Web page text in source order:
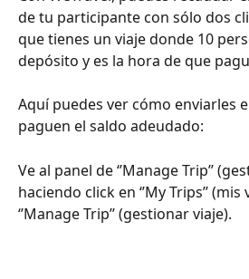
de tu participante con sólo dos
que tienes un viaje donde 10
depósito y es la hora de que
Aquí puedes ver cómo enviarles
paguen el saldo adeudado:
Ve al panel de ‘’Manage Trip’’
haciendo click en ‘’My Trips’’
‘’Manage Trip’’ (gestionar viaje).